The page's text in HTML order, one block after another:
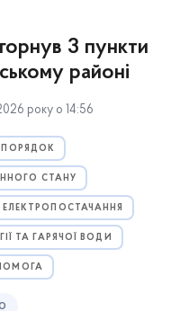
3 пункти
районі
року о 14:56
СТАНУ
ЕЛЕКТРОПОСТАЧАННЯ
ТА ГАРЯЧОЇ ВОДИ